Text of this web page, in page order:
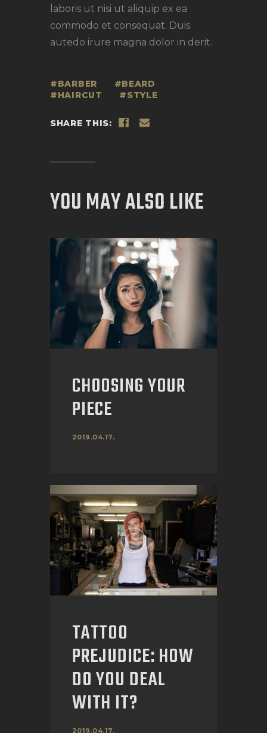
laboris ut nisi ut aliquip ex ea
commodo et consequat. Duis
autedo irure magna dolor in derit.
BARBER
BEARD
HAIRCUT
STYLE
SHARE THIS:
YOU MAY ALSO LIKE
CHOOSING YOUR
PIECE
2019.04.17.
TATTOO
PREJUDICE: HOW
DO YOU DEAL
WITH IT?
2019.04.17.